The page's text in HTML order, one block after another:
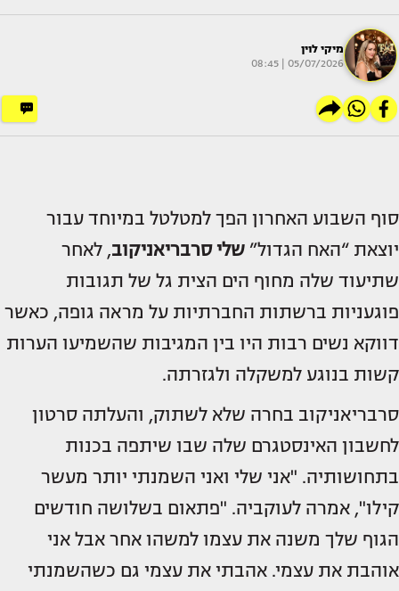
מיקי לוין
05/07/2026 | 08:45
סוף השבוע האחרון הפך למטלטל במיוחד עבור
יוצאת “האח הגדול” שלי סרבריאניקוב, לאחר
שתיעוד שלה מחוף הים הצית גל של תגובות
פוגעניות ברשתות החברתיות על מראה גופה, כאשר
דווקא נשים רבות היו בין המגיבות שהשמיעו הערות
קשות בנוגע למשקלה ולגזרתה.
סרבריאניקוב בחרה שלא לשתוק, והעלתה סרטון
לחשבון האינסטגרם שלה שבו שיתפה בכנות
בתחושותיה. "אני שלי ואני השמנתי יותר מעשר
קילו", אמרה לעוקביה. "פתאום בשלושה חודשים
הגוף שלך משנה את עצמו למשהו אחר אבל אני
אוהבת את עצמי. אהבתי את עצמי גם כשהשמנתי